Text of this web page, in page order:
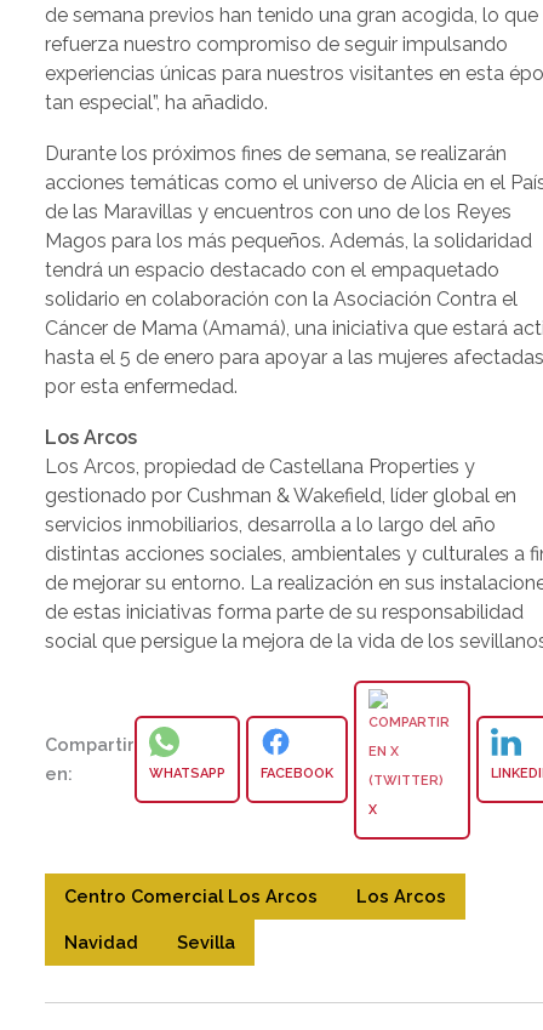
de semana previos han tenido una gran acogida, lo que
refuerza nuestro compromiso de seguir impulsando
experiencias únicas para nuestros visitantes en esta
tan especial”, ha añadido.
Durante los próximos fines de semana, se realizarán
acciones temáticas como el universo de Alicia en el
de las Maravillas y encuentros con uno de los Reyes
Magos para los más pequeños. Además, la solidaridad
tendrá un espacio destacado con el empaquetado
solidario en colaboración con la Asociación Contra el
Cáncer de Mama (Amamá), una iniciativa que estará
hasta el 5 de enero para apoyar a las mujeres
por esta enfermedad.
Los Arcos
Los Arcos, propiedad de Castellana Properties y
gestionado por Cushman & Wakefield, líder global en
servicios inmobiliarios, desarrolla a lo largo del año
distintas acciones sociales, ambientales y culturales a
de mejorar su entorno. La realización en sus
de estas iniciativas forma parte de su responsabilidad
social que persigue la mejora de la vida de los
Compartir
en:
WHATSAPP FACEBOOK
X
Centro Comercial Los Arcos Los Arcos
Navidad Sevilla